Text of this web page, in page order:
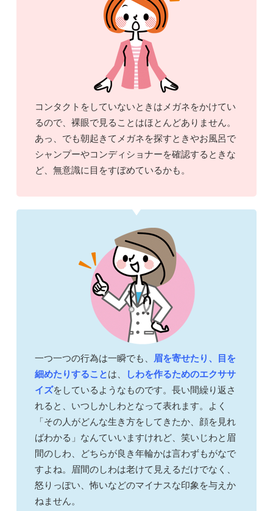
コンタクトをしていないときはメガネをかけてい
るので、裸眼で見ることはほとんどありません。
あっ、でも朝起きてメガネを探すときやお風呂で
シャンプーやコンディショナーを確認するときな
ど、無意識に目をすぼめているかも。
一つ一つの行為は一瞬でも、 眉を寄せたり、目を
細めたりすることは、
しわを作るためのエクササ
イズをしているようなものです。長い間繰り返さ
れると、いつしかしわとなって表れます。よく
「その人がどんな生き方をしてきたか、顔を見れ
ばわかる」なんていいますけれど、笑いじわと眉
間のしわ、どちらが良き年輪かは言わずもがなで
すよね。眉間のしわは老けて見えるだけでなく、
怒りっぽい、怖いなどのマイナスな印象を与えか
ねません。